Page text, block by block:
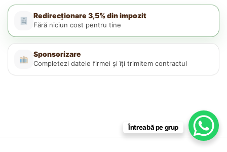
Redirecționare 3,5% din impozit
Fără niciun cost pentru tine
Sponsorizare
Completezi datele firmei și îți trimitem contractul
Întreabă pe grup